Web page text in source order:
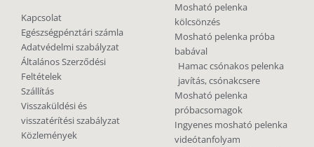
Kapcsolat
Egészségpénztári számla
Adatvédelmi szabályzat
Általános Szerződési
Feltételek
Szállítás
Visszaküldési és
visszatérítési szabályzat
Közlemények
Mosható pelenka
kölcsönzés
Mosható pelenka próba
babával
Hamac csónakos pelenka
javítás, csónakcsere
Mosható pelenka
próbacsomagok
Ingyenes mosható pelenka
videótanfolyam